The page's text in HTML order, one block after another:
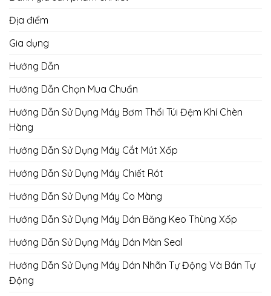
Địa điểm
Gia dụng
Hướng Dẫn
Hướng Dẫn Chọn Mua Chuẩn
Hướng Dẫn Sử Dụng Máy Bơm Thổi Túi Đệm Khí Chèn
Hàng
Hướng Dẫn Sử Dụng Máy Cắt Mút Xốp
Hướng Dẫn Sử Dụng Máy Chiết Rót
Hướng Dẫn Sử Dụng Máy Co Màng
Hướng Dẫn Sử Dụng Máy Dán Băng Keo Thùng Xốp
Hướng Dẫn Sử Dụng Máy Dán Màn Seal
Hướng Dẫn Sử Dụng Máy Dán Nhãn Tự Động Và Bán Tự
Động